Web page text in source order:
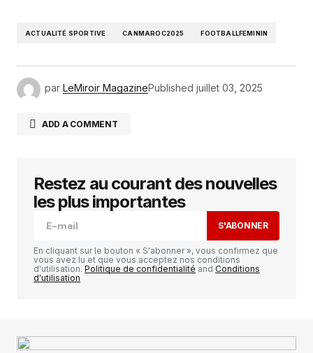
ACTUALITÉ SPORTIVE CANMAROC2025 FOOTBALLFEMININ
par LeMiroir MagazinePublished juillet 03, 2025
ADD A COMMENT
Votre adresse e-mail ne sera pas publiée. Les
champs obligatoires sont indiqués avec
Restez au courant des nouvelles
les plus importantes
S'ABONNER
En cliquant sur le bouton « S'abonner », vous confirmez que
vous avez lu et que vous acceptez nos conditions
d'utilisation. Politique de confidentialité and Conditions
d'utilisation